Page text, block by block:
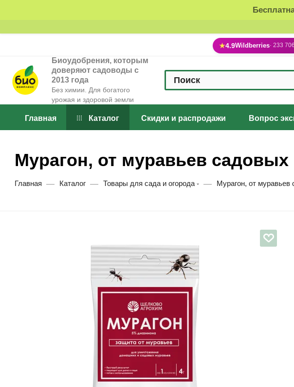
★4.9Wildberries· 233 706
Биоудобрения, которым
доверяют садоводы с
2013 года
Без химии. Для богатого
урожая и здоровой земли
Главная Каталог Скидки и распродажи Вопрос
Мурагон, от муравьев
Главная — Каталог — Товары для сада и огорода — Мурагон, от